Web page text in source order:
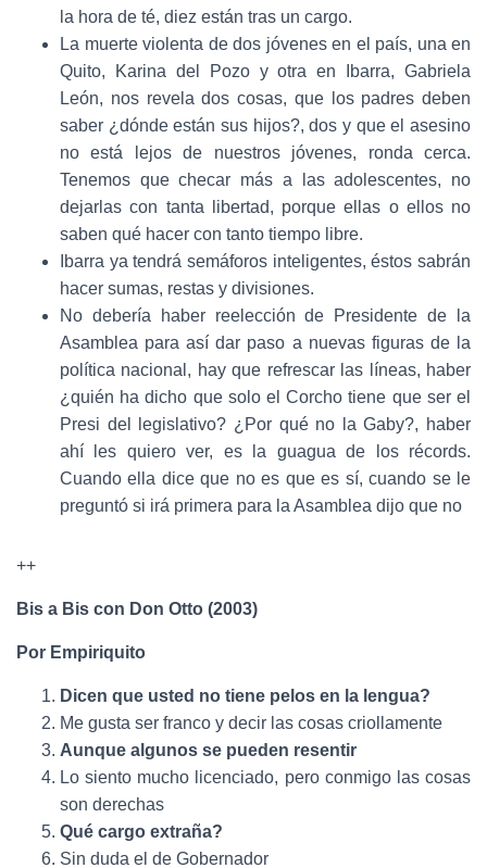
la hora de té, diez están tras un cargo.
La muerte violenta de dos jóvenes en el país, una en
Quito, Karina del Pozo y otra en Ibarra, Gabriela
León, nos revela dos cosas, que los padres deben
saber ¿dónde están sus hijos?, dos y que el asesino
no está lejos de nuestros jóvenes, ronda cerca.
Tenemos que checar más a las adolescentes, no
dejarlas con tanta libertad, porque ellas o ellos no
saben qué hacer con tanto tiempo libre.
Ibarra ya tendrá semáforos inteligentes, éstos sabrán
hacer sumas, restas y divisiones.
No debería haber reelección de Presidente de la
Asamblea para así dar paso a nuevas figuras de la
política nacional, hay que refrescar las líneas, haber
¿quién ha dicho que solo el Corcho tiene que ser el
Presi del legislativo? ¿Por qué no la Gaby?, haber
ahí les quiero ver, es la guagua de los récords.
Cuando ella dice que no es que es sí, cuando se le
preguntó si irá primera para la Asamblea dijo que no
++
Bis a Bis con Don Otto (2003)
Por Empiriquito
Dicen que usted no tiene pelos en la lengua?
Me gusta ser franco y decir las cosas criollamente
Aunque algunos se pueden resentir
Lo siento mucho licenciado, pero conmigo las cosas
son derechas
Qué cargo extraña?
Sin duda el de Gobernador